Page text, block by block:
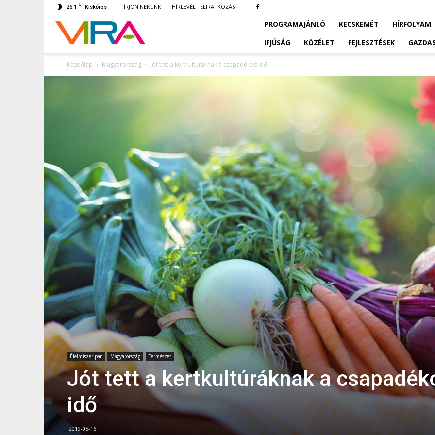
26.1 C Kiskőrös ÍRJON NEKÜNK! HÍRLEVÉL FELIRATKOZÁS
VIRA PROGRAMAJÁNLÓ KECSKEMÉT
HÍRFOLYAM
IFJÚSÁG
KÖZÉLET FEJLESZTÉSEK
Kezdőlap Magyarország Jót tett a kertkultúráknak a csapadékos idő
Élelmiszeripar Magyarország Természet
Jót tett a kertkultúráknak a
idő
2019-05-16